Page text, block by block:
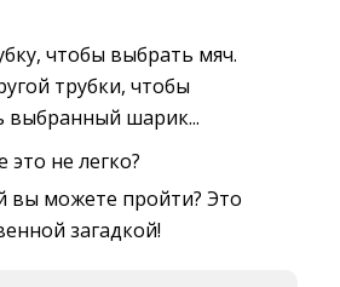
чтобы выбрать мяч.
трубки, чтобы
выбранный шарик...
это не легко?
вы можете пройти? Это
загадкой!